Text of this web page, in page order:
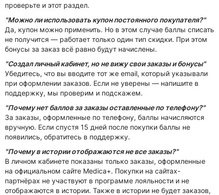
проверьте и этот раздел.
"Можно ли использовать купон постоянного покупателя?"
Да, купон можно применить. Но в этом случае баллы списать
не получится — работает только один тип скидки. При этом
бонусы за заказ всё равно будут начислены.
"Создал личный кабинет, но не вижу свои заказы и бонусы"
Убедитесь, что вы вводите тот же email, который указывали
при оформлении заказов. Если не уверены — напишите в
поддержку, мы проверим и подскажем.
"Почему нет баллов за заказы оставленные по телефону?"
За заказы, оформленные по телефону, баллы начисляются
вручную. Если спустя 15 дней после покупки баллы не
появились, обратитесь в поддержку.
"Почему в истории отображаются не все заказы?"
В личном кабинете показаны только заказы, оформленные
на официальном сайте Medica+. Покупки на сайтах-
партнёрах не участвуют в программе лояльности и не
отображаются в истории. Также в истории не будет заказов,